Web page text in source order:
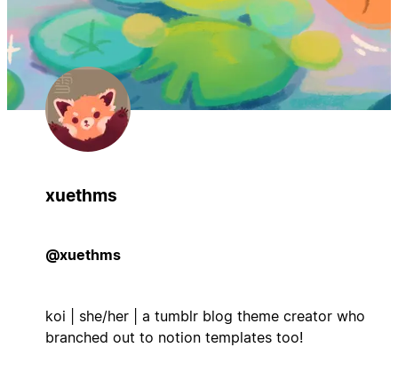
xuethms
@xuethms
koi | she/her | a tumblr blog theme creator who
branched out to notion templates too!